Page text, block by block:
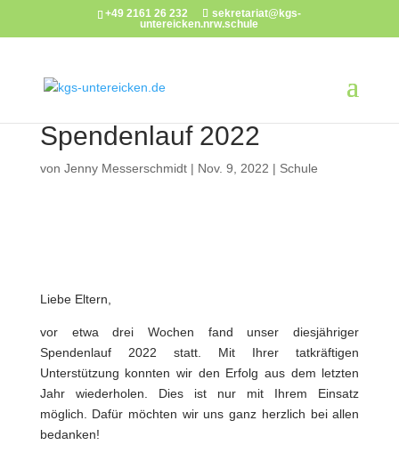
+49 2161 26 232
sekretariat@kgs-
untereicken.nrw.schule
Spendenlauf 2022
von Jenny Messerschmidt| Nov. 9, 2022 | Schule
Liebe Eltern,
vor etwa drei Wochen fand unser diesjähriger
Spendenlauf 2022 statt. Mit Ihrer tatkräftigen
Unterstützung konnten wir den Erfolg aus dem letzten
Jahr wiederholen. Dies ist nur mit Ihrem Einsatz
möglich. Dafür möchten wir uns ganz herzlich bei allen
bedanken!